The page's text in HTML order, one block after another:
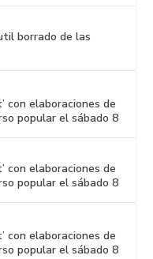
borrado de las
con elaboraciones de
popular el sábado 8
con elaboraciones de
popular el sábado 8
con elaboraciones de
popular el sábado 8